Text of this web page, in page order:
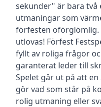
sekunder" är bara två
utmaningar som
förfesten oförglömlig.
utlovas! Förfest
fyllt av roliga frågor
garanterat leder till
Spelet går ut på att
gör vad som står på
rolig utmaning eller